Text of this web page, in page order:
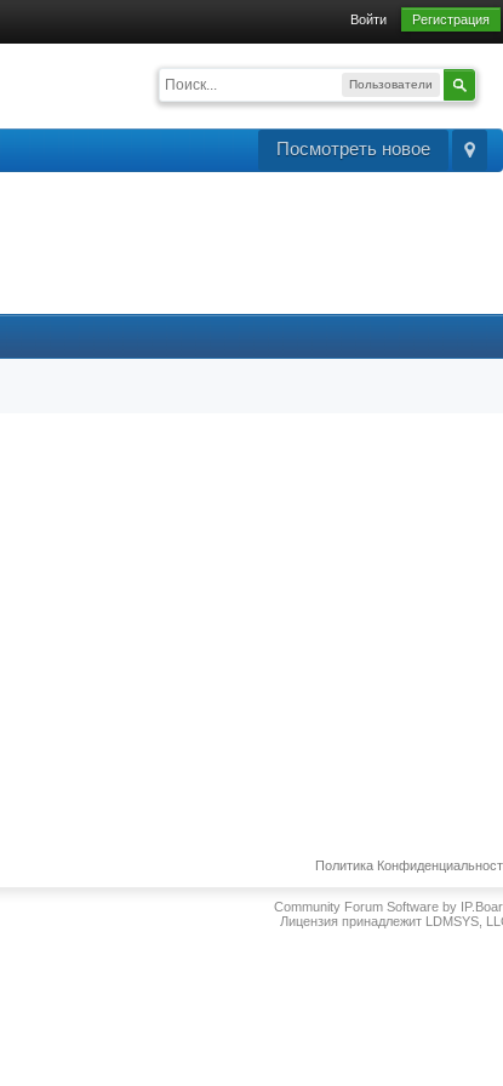
Войти Регистрация
Пользователи
Посмотреть новое
Политика
Community Forum Software by
Лицензия принадлежит LDMSYS,